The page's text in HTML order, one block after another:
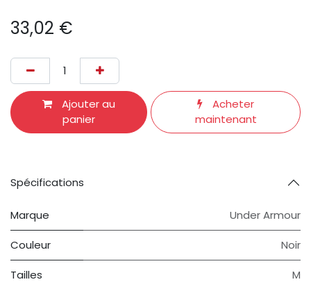
33,02 €
Ajouter au
panier
Acheter
maintenant
Spécifications
Marque Under Armour
Couleur Noir
Tailles M